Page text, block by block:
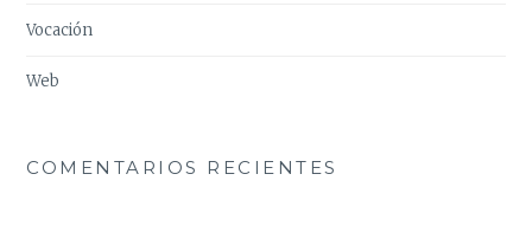
Vocación
Web
COMENTARIOS RECIENTES